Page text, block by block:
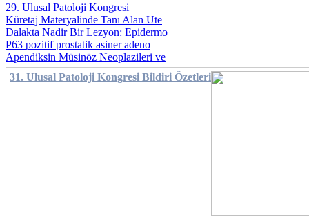
29. Ulusal Patoloji Kongresi
Küretaj Materyalinde Tanı Alan Ute
Dalakta Nadir Bir Lezyon: Epidermo
P63 pozitif prostatik asiner adeno
Apendiksin Müsinöz Neoplazileri ve
31. Ulusal Patoloji Kongresi Bildiri Özetleri